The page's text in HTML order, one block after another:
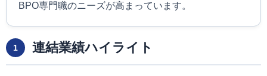
BPO専門職のニーズが高まっています。
1 連結業績ハイライト